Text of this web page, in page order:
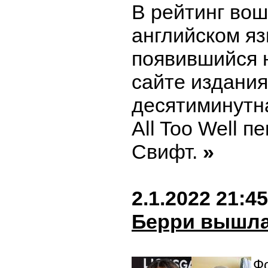
В рейтинг
английском
появившийся
сайте
All Too Well
Свифт. »
2.1.2022 21:45
Берри